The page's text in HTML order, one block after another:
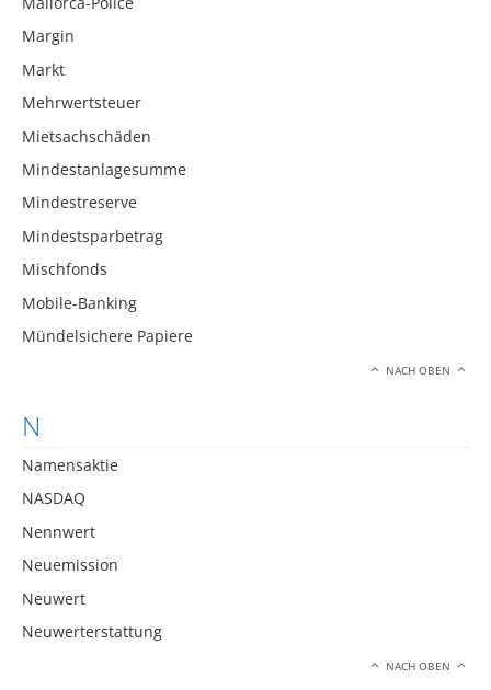
Margin
Markt
Mehrwertsteuer
Mietsachschäden
Mindestanlagesumme
Mindestreserve
Mindestsparbetrag
Mischfonds
Mobile-Banking
Mündelsichere Papiere
NACH OBEN
N
Namensaktie
NASDAQ
Nennwert
Neuemission
Neuwert
Neuwerterstattung
NACH OBEN